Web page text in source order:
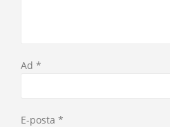
Ad *
E-posta *